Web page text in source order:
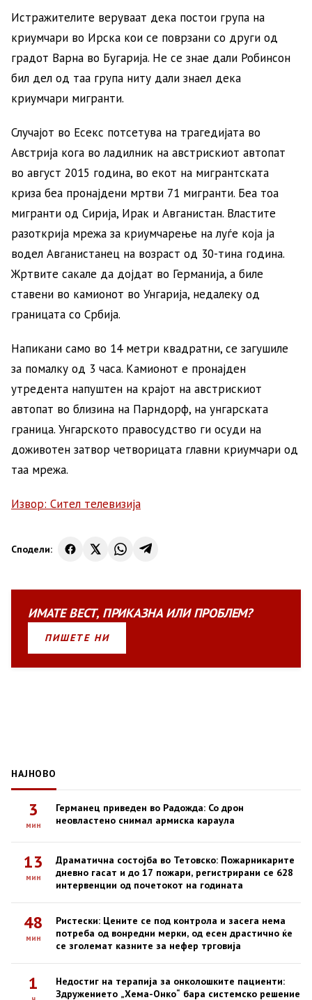
Истражителите веруваат дека постои група на
криумчари во Ирска кои се поврзани со други од
градот Варна во Бугарија. Не се знае дали Робинсон
бил дел од таа група ниту дали знаел дека
криумчари мигранти.
Случајот во Есекс потсетува на трагедијата во
Австрија кога во ладилник на австрискиот автопат
во август 2015 година, во екот на мигрантската
криза беа пронајдени мртви 71 мигранти. Беа тоа
мигранти од Сирија, Ирак и Авганистан. Властите
разоткрија мрежа за криумчарење на луѓе која ја
водел Авганистанец на возраст од 30-тина година.
Жртвите сакале да дојдат во Германија, а биле
ставени во камионот во Унгарија, недалеку од
границата со Србија.
Напикани само во 14 метри квадратни, се загушиле
за помалку од 3 часа. Камионот е пронајден
утредента напуштен на крајот на австрискиот
автопат во близина на Парндорф, на унгарската
граница. Унгарското правосудство ги осуди на
доживотен затвор четворицата главни криумчари од
таа мрежа.
Извор: Сител телевизија
Сподели:
ИМАТЕВЕСТ, ПРИКАЗНАИЛИПРОБЛЕМ?
ПИШЕТЕ НИ
НАЈНОВО
3
мин
Германец приведен во Радожда: Со дрон
неовластено снимал армиска караула
13
мин
Драматична состојба во Тетовско: Пожарникарите
дневно гасат и до 17 пожари, регистрирани се 628
интервенции од почетокот на годината
48
мин
Ристески: Цените се под контрола и засега нема
потреба од вонредни мерки, од есен драстично ќе
се зголемат казните за нефер трговија
1
Недостиг на терапија за онколошките пациенти:
Здружението „Хема-Онко“ бара системско решение